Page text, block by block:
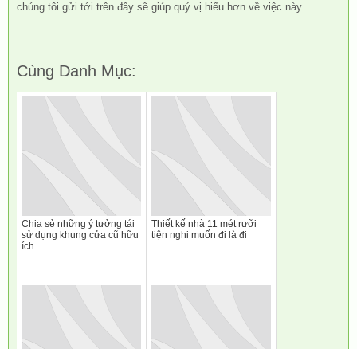
chúng tôi gửi tới trên đây sẽ giúp quý vị hiểu hơn về việc này.
Cùng Danh Mục:
Chia sẻ những ý tưởng tái
sử dụng khung cửa cũ hữu
ích
Thiết kế nhà 11 mét rưỡi
tiện nghi muốn đi là đi